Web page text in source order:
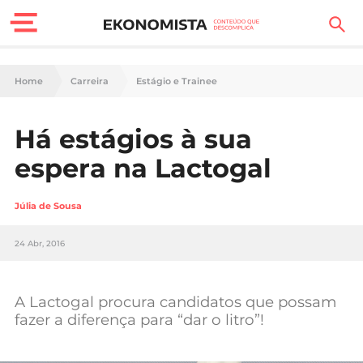
Finanças Pessoais
Carreira
Casa
Tecnologia
Home Carreira Estágio e Trainee
Há estágios à sua
espera na Lactogal
Júlia de Sousa
24 Abr, 2016
A Lactogal procura candidatos que possam
fazer a diferença para “dar o litro”!